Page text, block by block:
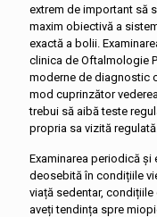
extrem de important să
maxim obiectivă a
exactă a bolii.
clinica de Oftalmologie
moderne de diagnostic
mod cuprinzător
trebui să aibă teste
propria sa vizită regulată.
Examinarea periodică și
deosebită în condițiile
viață sedentar,
aveți tendința spre